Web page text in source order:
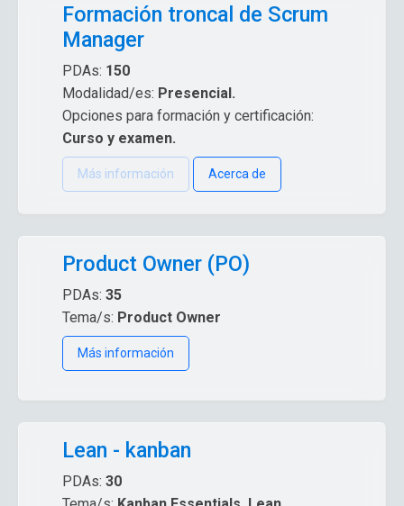
Formación troncal de Scrum
Manager
PDAs: 150
Modalidad/es: Presencial.
Opciones para formación y certificación:
Curso y examen.
Más información Acerca de
Product Owner (PO)
PDAs: 35
Tema/s: Product Owner
Más información
Lean - kanban
PDAs: 30